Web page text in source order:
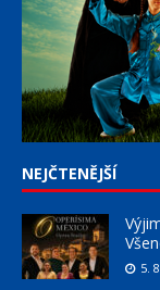
NEJČTENĚJŠÍ
5.